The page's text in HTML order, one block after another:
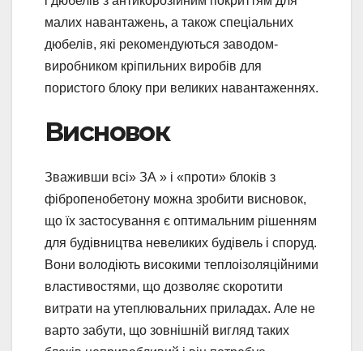
малих навантажень, а також спеціальних
дюбелів, які рекомендуються заводом-
виробником кріпильних виробів для
пористого блоку при великих навантаженнях.
Висновок
Зваживши всі» ЗА » і «проти» блоків з
фібропенобетону можна зробити висновок,
що їх застосування є оптимальним рішенням
для будівництва невеликих будівель і споруд.
Вони володіють високими теплоізоляційними
властивостями, що дозволяє скоротити
витрати на утеплювальних приладах. Але не
варто забути, що зовнішній вигляд таких